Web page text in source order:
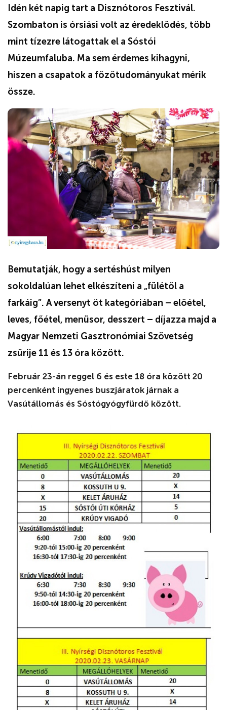
Idén két napig tart a Disznótoros Fesztivál.
Szombaton is órsiási volt az éredeklődés, több
mint tízezre látogattak el a Sóstói
Múzeumfaluba. Ma sem érdemes kihagyni,
hiszen a csapatok a főzőtudományukat mérik
össze.
Bemutatják, hogy a sertéshúst milyen
sokoldalúan lehet elkészíteni a „fülétől a
farkáig”. A versenyt öt kategóriában – előétel,
leves, főétel, menüsor, desszert – díjazza majd a
Magyar Nemzeti Gasztronómiai Szövetség
zsűrije 11 és 13 óra között.
Február 23-án reggel 6 és este 18 óra között 20
percenként ingyenes buszjáratok járnak a
Vasútállomás és Sóstógyógyfürdő között.